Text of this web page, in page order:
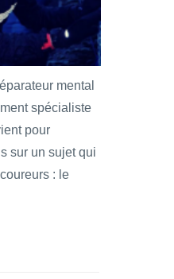
mental
spécialiste
pour
sur un sujet qui
: le